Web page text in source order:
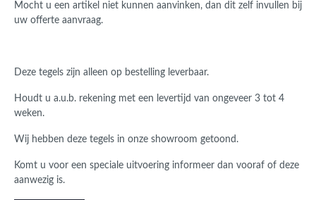
Mocht u een artikel niet kunnen aanvinken, dan dit zelf invullen bij
uw offerte aanvraag.
Deze tegels zijn alleen op bestelling leverbaar.
Houdt u a.u.b. rekening met een levertijd van ongeveer 3 tot 4
weken.
Wij hebben deze tegels in onze showroom getoond.
Komt u voor een speciale uitvoering informeer dan vooraf of deze
aanwezig is.